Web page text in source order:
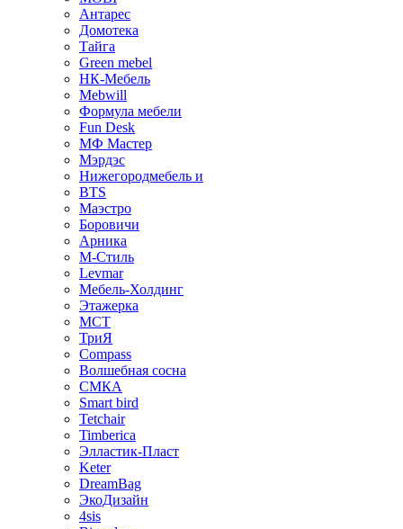
Антарес
Домотека
Тайга
Green mebel
НК-Мебель
Mebwill
Формула мебели
Fun Desk
МФ Мастер
Мэрдэс
Нижегородмебель и
BTS
Маэстро
Боровичи
Арника
М-Стиль
Levmar
Мебель-Холдинг
Этажерка
МСТ
ТриЯ
Compass
Волшебная сосна
СМКА
Smart bird
Tetchair
Timberica
Элластик-Пласт
Keter
DreamBag
ЭкоДизайн
4sis